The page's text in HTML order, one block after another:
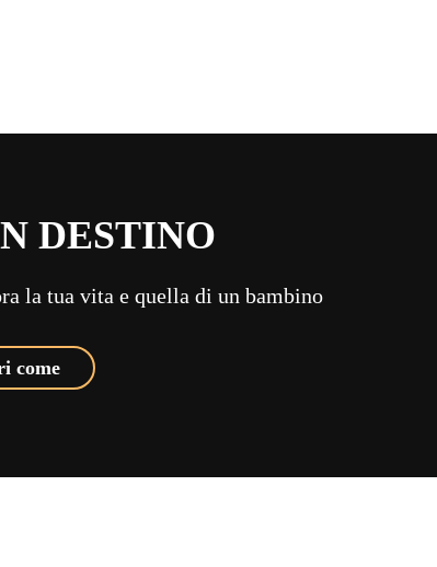
DESTINO
la tua vita e quella di un bambino
come